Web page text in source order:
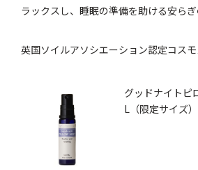
ラックスし、睡眠の準備を助ける安らぎ
英国ソイルアソシエーション認定コス
グッドナイトピ
L（限定サイズ）